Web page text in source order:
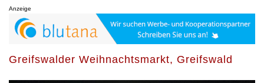
Anzeige
Greifswalder Weihnachtsmarkt, Greifswald